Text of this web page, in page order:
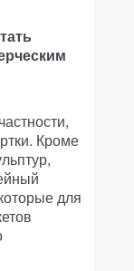
Кроме
для